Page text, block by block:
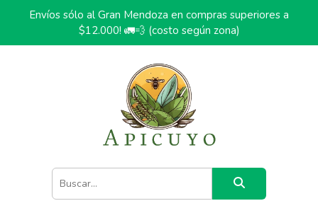
Envíos sólo al Gran Mendoza en compras superiores a
$12.000! 🚛💨 (costo según zona)